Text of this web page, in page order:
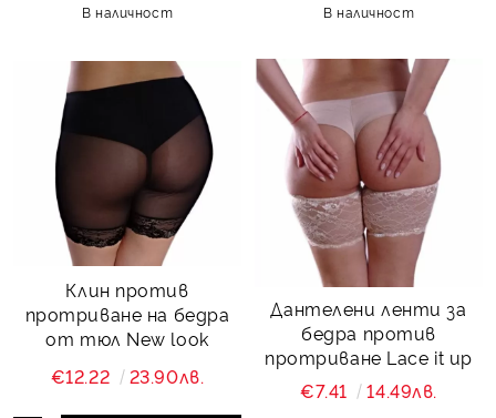
В наличност
В наличност
Клин против
протриване на бедра
от тюл New look
€12.22
23.90лв.
Дантелени ленти за
бедра против
протриване Lace it up
€7.41
14.49лв.